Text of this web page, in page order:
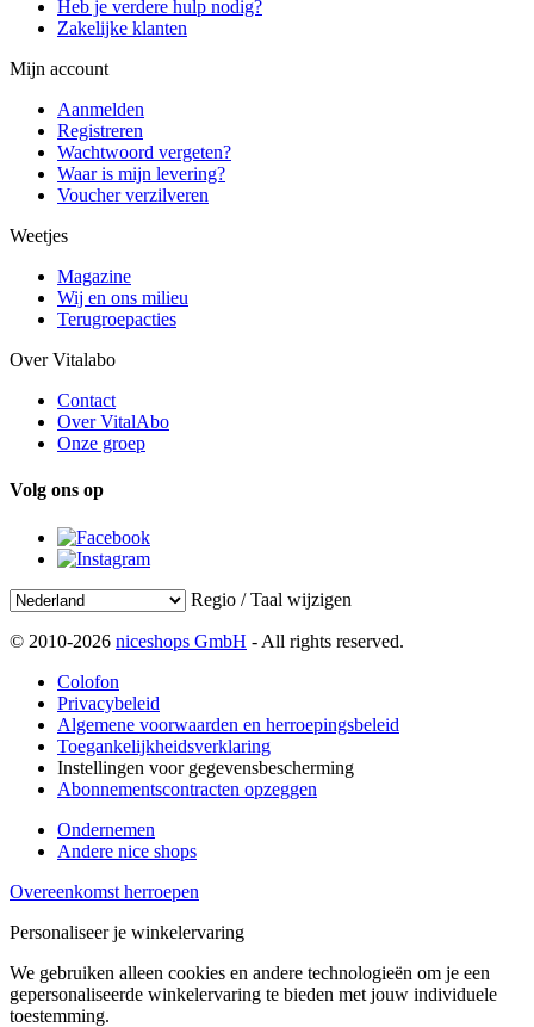
Heb je verdere hulp nodig?
Zakelijke klanten
Mijn account
Aanmelden
Registreren
Wachtwoord vergeten?
Waar is mijn levering?
Voucher verzilveren
Weetjes
Magazine
Wij en ons milieu
Terugroepacties
Over Vitalabo
Contact
Over VitalAbo
Onze groep
Volg ons op
Regio / Taal wijzigen
© 2010-2026 niceshops GmbH - All rights reserved.
Colofon
Privacybeleid
Algemene voorwaarden en herroepingsbeleid
Toegankelijkheidsverklaring
Instellingen voor gegevensbescherming
Abonnementscontracten opzeggen
Ondernemen
Andere nice shops
Overeenkomst herroepen
Personaliseer je winkelervaring
We gebruiken alleen cookies en andere technologieën om je een
gepersonaliseerde winkelervaring te bieden met jouw individuele
toestemming.